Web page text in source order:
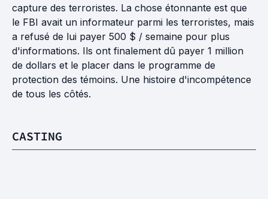
capture des terroristes. La chose étonnante est que
le FBI avait un informateur parmi les terroristes, mais
a refusé de lui payer 500 $ / semaine pour plus
d'informations. Ils ont finalement dû payer 1 million
de dollars et le placer dans le programme de
protection des témoins. Une histoire d'incompétence
de tous les côtés.
CASTING